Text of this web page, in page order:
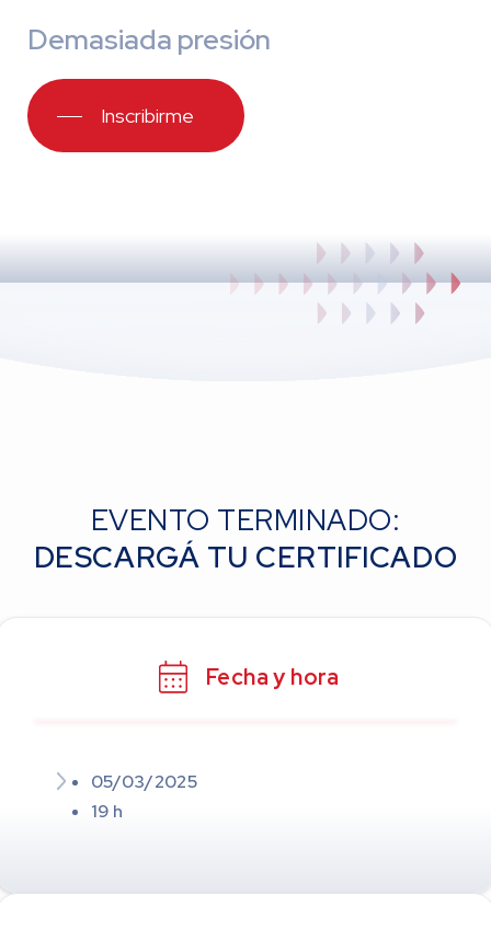
Demasiada presión
Inscribirme
EVENTO TERMINADO:
DESCARGÁ TU CERTIFICADO
Fecha y hora
05/03/2025
19 h